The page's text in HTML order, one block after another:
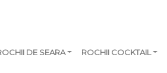
DE SEARA ROCHII COCKTAIL